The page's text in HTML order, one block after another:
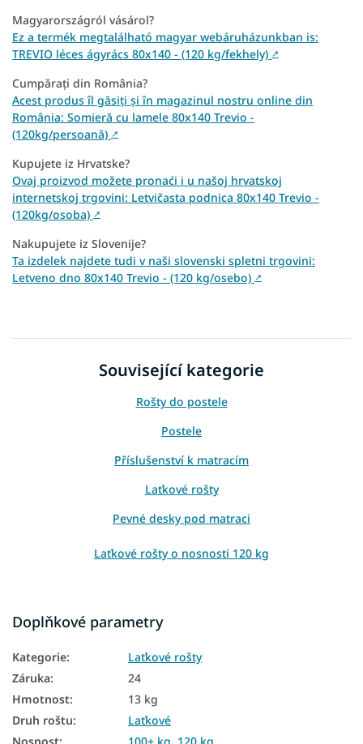
Magyarországról vásárol?
Ez a termék megtalálható magyar webáruházunkban is:
TREVIO léces ágyrács 80x140 - (120 kg/fekhely) ↗
Cumpărați din România?
Acest produs îl găsiți și în magazinul nostru online din
România: Somieră cu lamele 80x140 Trevio -
(120kg/persoană) ↗
Kupujete iz Hrvatske?
Ovaj proizvod možete pronaći i u našoj hrvatskoj
internetskoj trgovini: Letvičasta podnica 80x140 Trevio -
(120kg/osoba) ↗
Nakupujete iz Slovenije?
Ta izdelek najdete tudi v naši slovenski spletni trgovini:
Letveno dno 80x140 Trevio - (120 kg/osebo) ↗
Související kategorie
Rošty do postele
Postele
Příslušenství k matracím
Laťkové rošty
Pevné desky pod matraci
Laťkové rošty o nosnosti 120 kg
Doplňkové parametry
Kategorie:
Laťkové rošty
Záruka:
24
Hmotnost:
13 kg
Druh roštu:
Laťkové